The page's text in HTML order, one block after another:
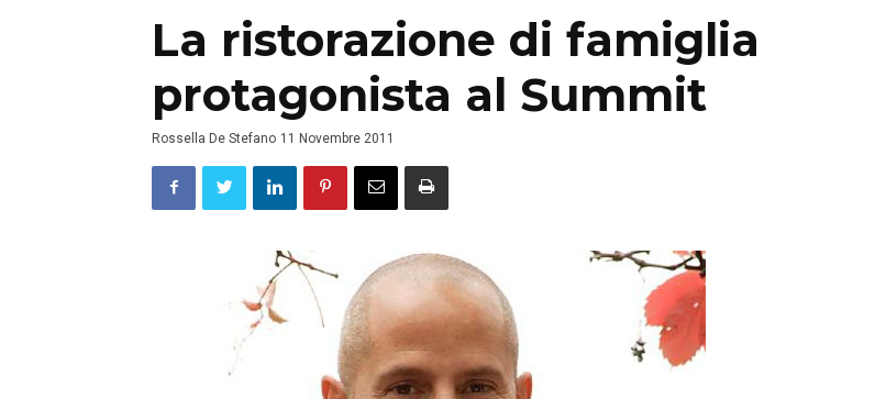
La ristorazione di famiglia
protagonista al Summit
Rossella De Stefano 11 Novembre 2011